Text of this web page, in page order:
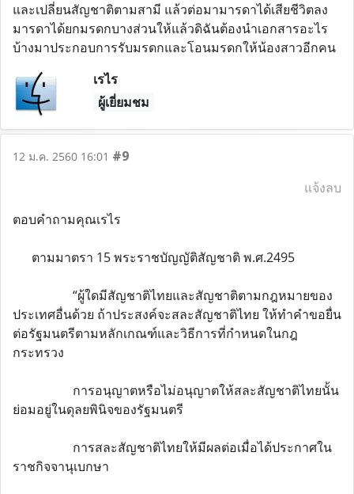
และเปลี่ยนสัญชาติตามสามี แล้วต่อมามารดาได้เสียชีวิตลง
มารดาได้ยกมรดกบางส่วนให้แล้วดิฉันต้องนำเอกสารอะไร
บ้างมาประกอบการรับมรดกและโอนมรดกให้น้องสาวอีกคน
เรไร
ผู้เยี่ยมชม
12 ม.ค. 2560 16:01 #9
แจ้งลบ
ตอบคำถามคุณเรไร
ตามมาตรา 15 พระราชบัญญัติสัญชาติ พ.ศ.2495
“ผู้ใดมีสัญชาติไทยและสัญชาติตามกฎหมายของ
ประเทศอื่นด้วย ถ้าประสงค์จะสละสัญชาติไทย ให้ทำคำขอยื่น
ต่อรัฐมนตรีตามหลักเกณฑ์และวิธีการที่กำหนดในกฎ
กระทรวง
การอนุญาตหรือไม่อนุญาตให้สละสัญชาติไทยนั้น
ย่อมอยู่ในดุลยพินิจของรัฐมนตรี
การสละสัญชาติไทยให้มีผลต่อเมื่อได้ประกาศใน
ราชกิจจานุเบกษา